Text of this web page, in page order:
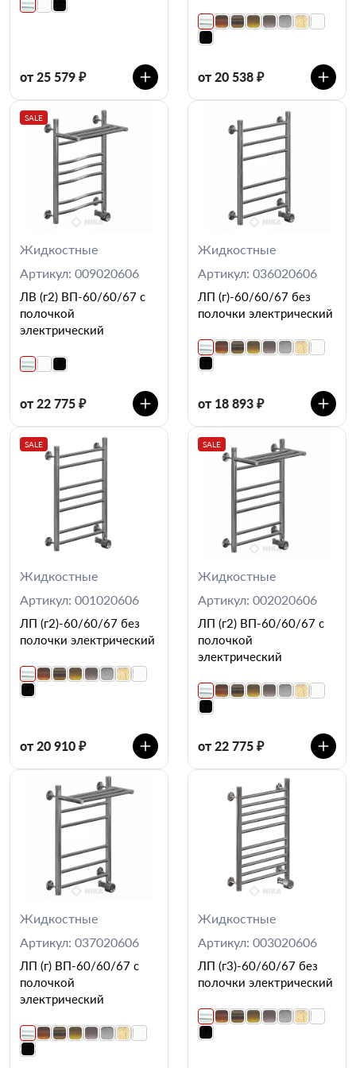
от 25 579 ₽ от 20 538 ₽
SALE
Жидкостные
Артикул: 009020606
ЛВ (г2) ВП-60/60/67 с
полочкой
электрический
от 22 775 ₽
Жидкостные
Артикул: 036020606
ЛП (г)-60/60/67 без
полочки электрический
от 18 893 ₽
SALE
Жидкостные
Артикул: 001020606
ЛП (г2)-60/60/67 без
полочки электрический
от 20 910 ₽
SALE
Жидкостные
Артикул: 002020606
ЛП (г2) ВП-60/60/67 с
полочкой
электрический
от 22 775 ₽
Жидкостные
Артикул: 037020606
ЛП (г) ВП-60/60/67 с
полочкой
электрический
Жидкостные
Артикул: 003020606
ЛП (г3)-60/60/67 без
полочки электрический